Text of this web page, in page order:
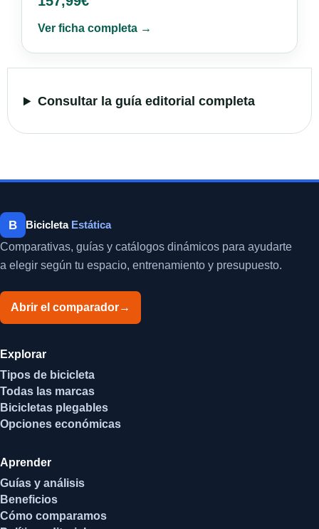
Ver ficha completa →
Consultar la guía editorial completa
B Bicicleta Estática
Comparativas, guías y catálogos dinámicos para ayudarte
a elegir según tu espacio, entrenamiento y presupuesto.
Abrir el comparador→
Explorar
Tipos de bicicleta
Todas las marcas
Bicicletas plegables
Opciones económicas
Aprender
Guías y análisis
Beneficios
Cómo comparamos